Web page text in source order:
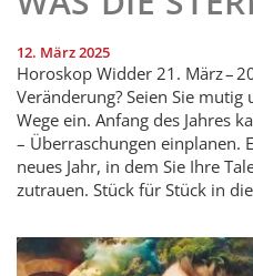
12. März 2025
Horoskop Widder 21. März –
Veränderung? Seien Sie mutig
Wege ein. Anfang des Jahres
– Überraschungen einplanen.
neues Jahr, in dem Sie Ihre
zutrauen. Stück für Stück in